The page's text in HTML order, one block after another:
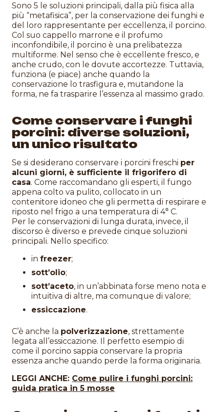
Sono 5 le soluzioni principali, dalla più fisica alla
più “metafisica”, per la conservazione dei funghi e
del loro rappresentante per eccellenza, il porcino.
Col suo cappello marrone e il profumo
inconfondibile, il porcino è una prelibatezza
multiforme. Nel senso che è eccellente fresco, e
anche crudo, con le dovute accortezze. Tuttavia,
funziona (e piace) anche quando la
conservazione lo trasfigura e, mutandone la
forma, ne fa trasparire l’essenza al massimo grado.
Come conservare i funghi
porcini: diverse soluzioni,
un unico risultato
Se si desiderano conservare i porcini freschi per
alcuni giorni, è sufficiente il frigorifero di
casa. Come raccomandano gli esperti, il fungo
appena colto va pulito, collocato in un
contenitore idoneo che gli permetta di respirare e
riposto nel frigo a una temperatura di 4° C.
Per le conservazioni di lunga durata, invece, il
discorso è diverso e prevede cinque soluzioni
principali. Nello specifico:
in freezer;
sott’olio;
sott’aceto, in un’abbinata forse meno nota e
intuitiva di altre, ma comunque di valore;
essiccazione.
C’è anche la polverizzazione, strettamente
legata all’essiccazione. Il perfetto esempio di
come il porcino sappia conservare la propria
essenza anche quando perde la forma originaria.
LEGGI ANCHE: Come pulire i funghi porcini:
guida pratica in 5 mosse